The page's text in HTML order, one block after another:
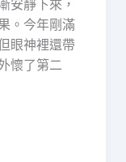
安靜下來，
。今年剛滿
眼神裡還帶
懷了第二